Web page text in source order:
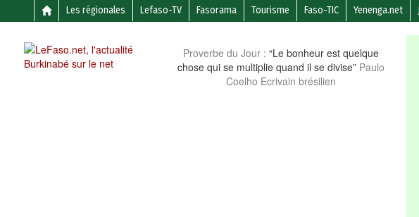
Les régionales Lefaso-TV Fasorama Tourisme Faso-TIC Yenenga.net
Proverbe du Jour : “Le bonheur est quelque
chose qui se multiplie quand il se divise” Paulo
Coelho Ecrivain brésilien